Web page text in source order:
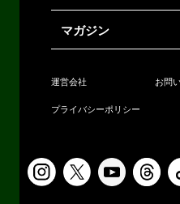
マガジン
運営会社 お問
プライバシーポリシー